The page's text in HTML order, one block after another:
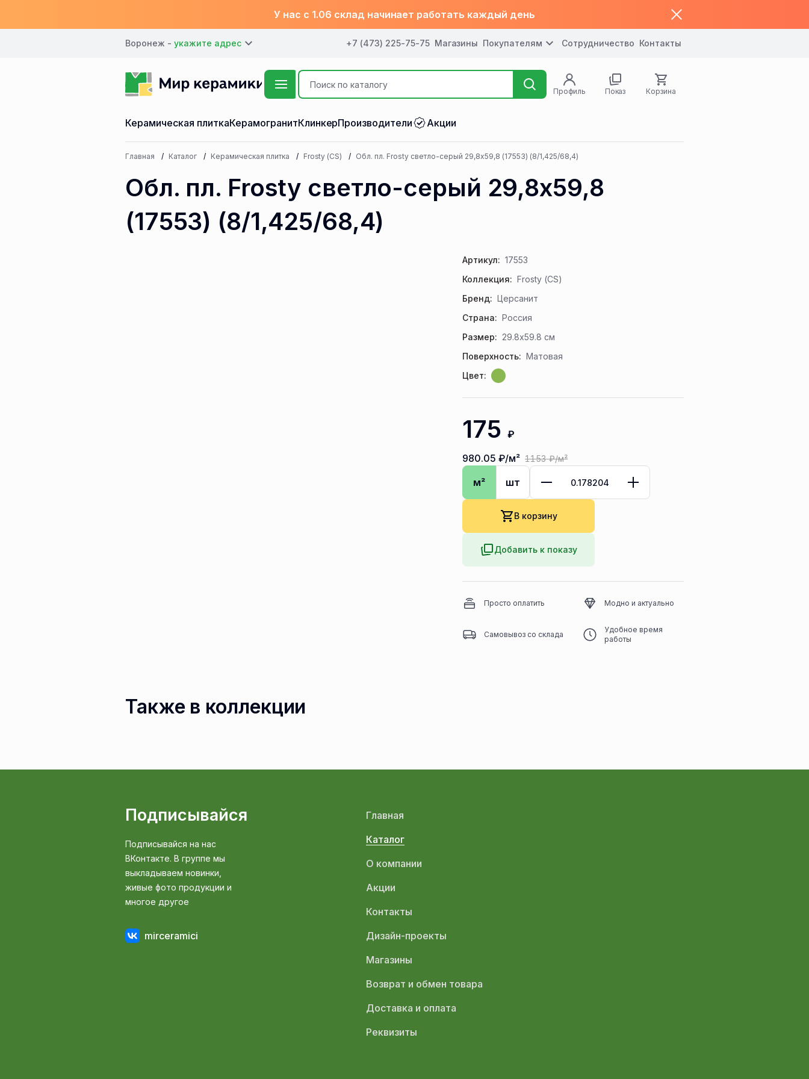
У нас с 1.06 склад начинает работать каждый день
Воронеж - +7 (473) 225-75-75 Магазины Покупателям Сотрудничество Контакты
Профиль Показ Корзина
Керамическая плиткаКерамогранитКлинкерПроизводители Акции
Главная Каталог Керамическая плитка Frosty (CS) Обл. пл. Frosty светло-серый 29,8x59,8 (17553) (8/1,425/68,4)
Обл. пл. Frosty светло-серый 29,8x59,8
(17553) (8/1,425/68,4)
Артикул: 17553
Коллекция: Frosty (CS)
Бренд: Церсанит
Страна: Россия
Размер: 29.8x59.8 см
Поверхность: Матовая
Цвет:
175 ₽
980.05 ₽/м² 1153 ₽/м²
м² шт
В корзину
Добавить к показу
Просто оплатить Модно и актуально
Самовывоз со склада
Удобное время
работы
Также в коллекции
Подписывайся
Подписывайся на нас
ВКонтакте. В группе мы
выкладываем новинки,
живые фото продукции и
многое другое
mirceramici
Главная
Каталог
О компании
Акции
Контакты
Дизайн-проекты
Магазины
Возврат и обмен товара
Доставка и оплата
Реквизиты